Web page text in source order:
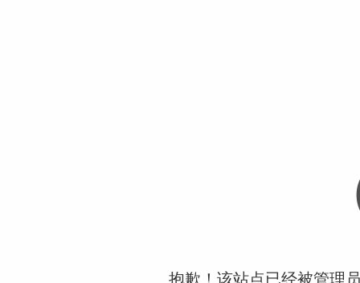
抱歉！该站点已经被管理